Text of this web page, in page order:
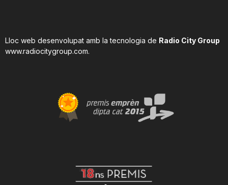
Lloc web desenvolupat amb la tecnologia de Radio City Group
www.radiocitygroup.com.